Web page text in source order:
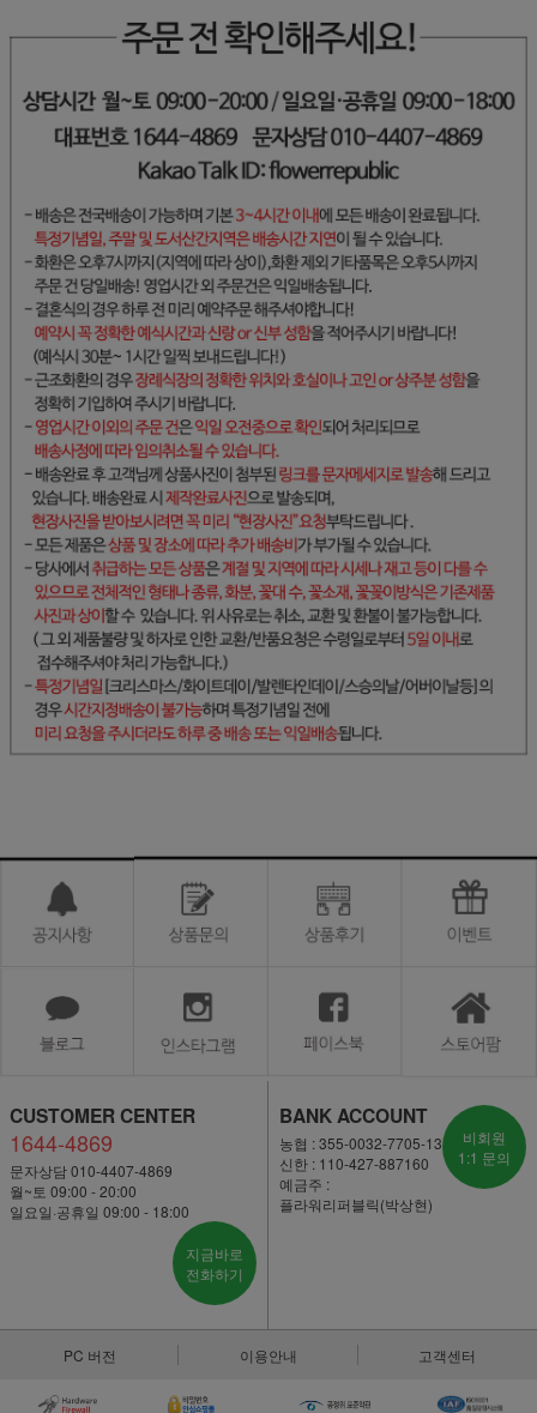
CUSTOMER CENTER
1644-4869
문자상담 010-4407-4869
월~토 09:00 - 20:00
일요일·공휴일 09:00 - 18:00
지금바로
전화하기
BANK ACCOUNT
농협 : 355-0032-7705-13
신한 : 110-427-887160
예금주 :
플라워리퍼블릭(박상현)
비회원
1:1 문의
PC 버전 이용안내 고객센터